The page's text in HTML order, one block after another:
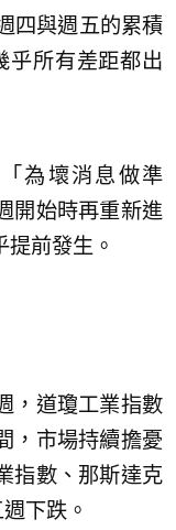
四與週五的累積
乎所有差距都出
為壞消息做準
開始時再重新進
前發生。
，道瓊工業指數
，市場持續擔憂
指數、那斯達克
下跌。